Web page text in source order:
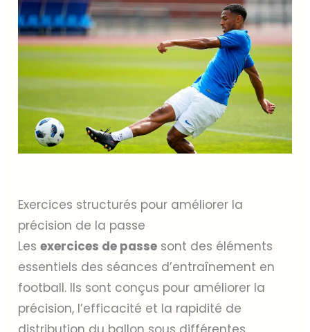
Exercices structurés pour améliorer la
précision de la passe
Lesexercices de passe sont des éléments
essentiels des séances d’entraînement en
football. Ils sont conçus pour améliorer la
précision, l’efficacité et la rapidité de